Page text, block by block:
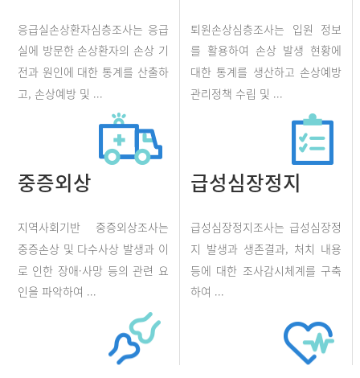
응급실손상환자심층조사는 응급
실에 방문한 손상환자의 손상 기
전과 원인에 대한 통계를 산출하
고, 손상예방 및 ...
퇴원손상심층조사는 입원 정보
를 활용하여 손상 발생 현황에
대한 통계를 생산하고 손상예방
관리정책 수립 및 ...
중증외상
지역사회기반 중증외상조사는
중증손상 및 다수사상 발생과 이
로 인한 장애·사망 등의 관련 요
인을 파악하여 ...
급성심장정지
급성심장정지조사는 급성심장정
지 발생과 생존결과, 처치 내용
등에 대한 조사감시체계를 구축
하여 ...